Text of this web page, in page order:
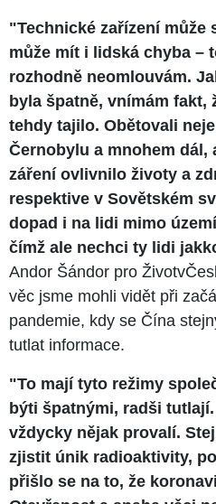
"Technické zařízení může
může mít i lidská chyba –
rozhodně neomlouvám.
byla špatně, vnímám fakt,
tehdy tajilo. Obětovali
Černobylu a mnohem dál,
záření ovlivnilo životy a
respektive v Sovětském
dopad i na lidi mimo
čímž ale nechci ty lidi
Andor Šándor pro
věc jsme mohli vidět při
pandemie, kdy se Čína
tutlat informace.
"To mají tyto režimy
býti špatnými, radši
vždycky nějak provalí.
zjistit únik radioaktivity,
přišlo se na to, že